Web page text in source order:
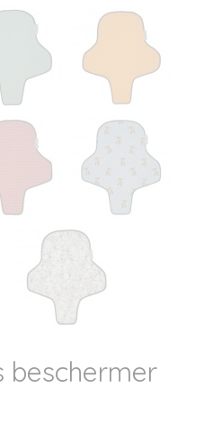
beschermer